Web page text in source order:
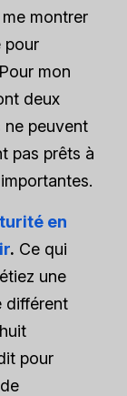
montrer
pour
mon
deux
ne peuvent
pas prêts à
en
. Ce qui
une
différent
pour